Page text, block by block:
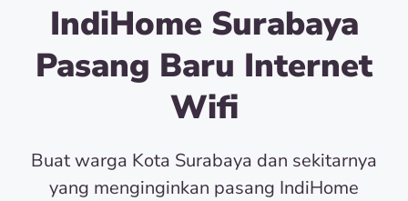
IndiHome Surabaya
Pasang Baru Internet
Wifi
Buat warga Kota Surabaya dan sekitarnya
yang menginginkan pasang IndiHome